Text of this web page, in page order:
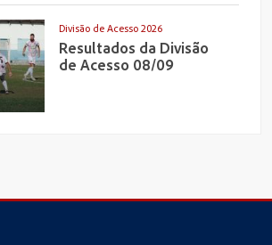
Divisão de Acesso 2026
Resultados da Divisão
de Acesso 08/09